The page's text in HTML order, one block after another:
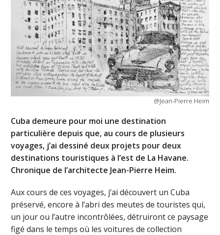
@Jean-Pierre Heim
Cuba demeure pour moi une destination
particulière depuis que, au cours de plusieurs
voyages, j’ai dessiné deux projets pour deux
destinations touristiques à l’est de La Havane.
Chronique de l’architecte Jean-Pierre Heim.
Aux cours de ces voyages, j’ai découvert un Cuba
préservé, encore à l’abri des meutes de touristes qui,
un jour ou l’autre incontrôlées, détruiront ce paysage
figé dans le temps où les voitures de collection